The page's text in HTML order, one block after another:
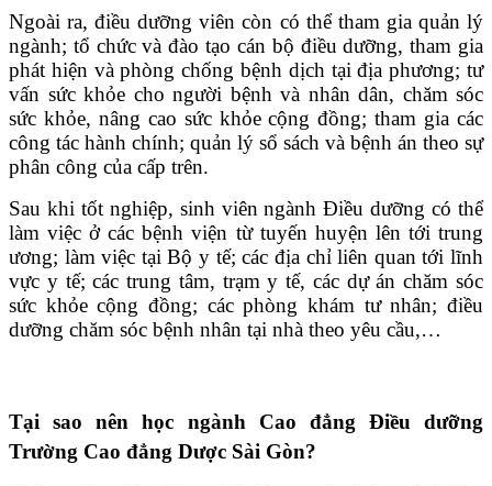
Ngoài ra, điều dưỡng viên còn có thể tham gia quản lý
ngành; tổ chức và đào tạo cán bộ điều dưỡng, tham gia
phát hiện và phòng chống bệnh dịch tại địa phương; tư
vấn sức khỏe cho người bệnh và nhân dân, chăm sóc
sức khỏe, nâng cao sức khỏe cộng đồng; tham gia các
công tác hành chính; quản lý sổ sách và bệnh án theo sự
phân công của cấp trên.
Sau khi tốt nghiệp, sinh viên ngành Điều dưỡng có thể
làm việc ở các bệnh viện từ tuyến huyện lên tới trung
ương; làm việc tại Bộ y tế; các địa chỉ liên quan tới lĩnh
vực y tế; các trung tâm, trạm y tế, các dự án chăm sóc
sức khỏe cộng đồng; các phòng khám tư nhân; điều
dưỡng chăm sóc bệnh nhân tại nhà theo yêu cầu,…
Tại sao nên học ngành Cao đẳng Điều dưỡng
Trường Cao đẳng Dược Sài Gòn?